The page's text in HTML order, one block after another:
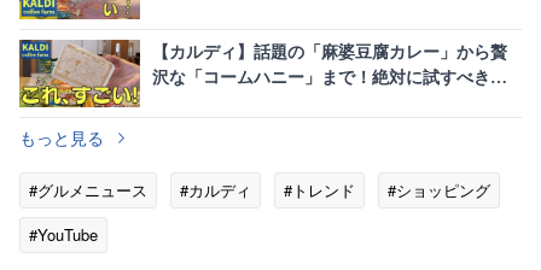
【カルディ】話題の「麻婆豆腐カレー」から贅
沢な「コームハニー」まで！絶対に試すべき新
もっと見る
#グルメニュース #カルディ #トレンド
#ショッピング
#YouTube